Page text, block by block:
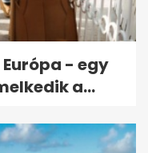
- egy
a...